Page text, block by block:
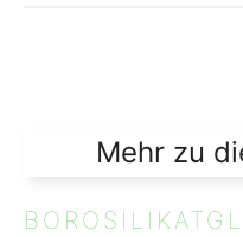
Mehr zu